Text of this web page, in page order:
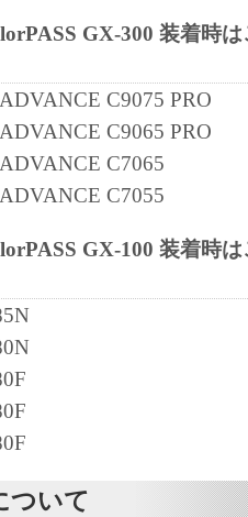
のではありません。
用許諾、譲渡、販売、
法により、第三者に「
とはできません。
ソフトウェア」の全部
パイル、逆アセンブル、
等することはできません
せてはなりません。
トウェア」に含まれる
サーの著作権表示を変
りません。
GX-300 装着時
C9075 PRO
C9065 PRO
C7065
C7055
GX-100 装着時
ついて